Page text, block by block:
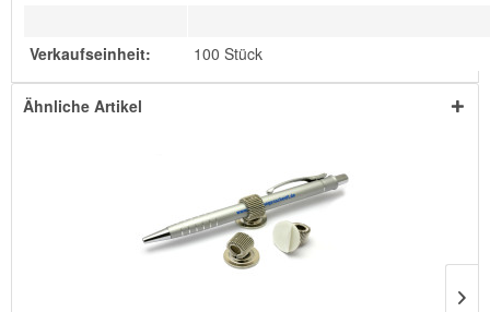
Verkaufseinheit: 100 Stück
Ähnliche Artikel